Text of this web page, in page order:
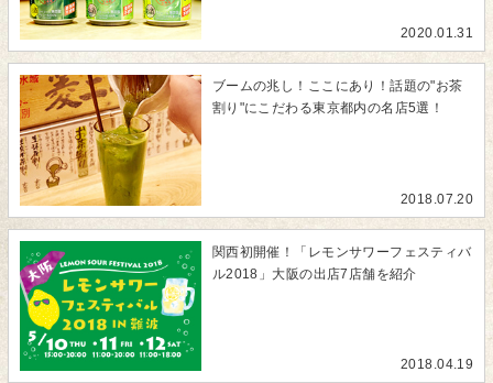
2020.01.31
ブームの兆し！ここにあり！話題の"お茶
割り"にこだわる東京都内の名店5選！
2018.07.20
関西初開催！「レモンサワーフェスティバ
ル2018」大阪の出店7店舗を紹介
2018.04.19